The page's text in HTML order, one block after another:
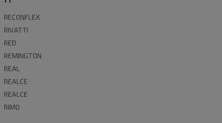
RECONFLEX
RIVATTI
RED
REMINGTON
REAL
REALCE
REALCE
RIMO